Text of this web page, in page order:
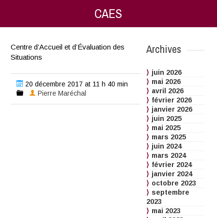
CAES
Centre d’Accueil et d’Évaluation des
Situations
20 décembre 2017 at 11 h 40 min
Pierre Maréchal
Archives
juin 2026
mai 2026
avril 2026
février 2026
janvier 2026
juin 2025
mai 2025
mars 2025
juin 2024
mars 2024
février 2024
janvier 2024
octobre 2023
septembre
2023
mai 2023